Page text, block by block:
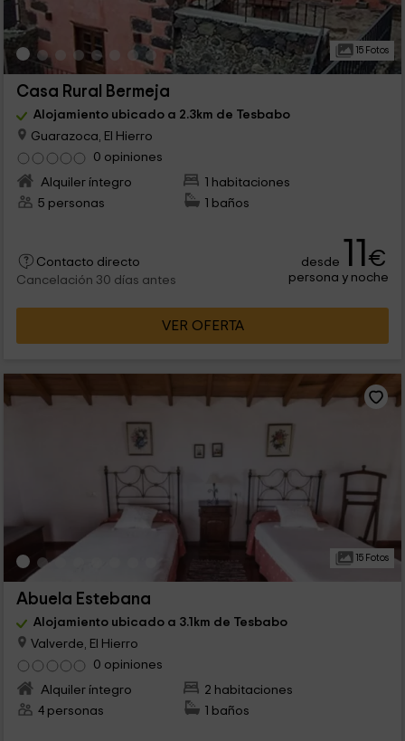
15 Fotos
Casa Rural Bermeja
Alojamiento ubicado a 2.3km de Tesbabo
Guarazoca, El Hierro
0 opiniones
Alquiler íntegro
1 habitaciones
5 personas
1 baños
Contacto directo
Cancelación 30 días antes
desde 11€
persona y noche
VER OFERTA
15 Fotos
Abuela Estebana
Alojamiento ubicado a 3.1km de Tesbabo
Valverde, El Hierro
0 opiniones
Alquiler íntegro
2 habitaciones
4 personas
1 baños